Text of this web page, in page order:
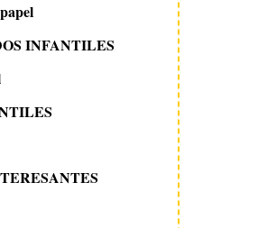
INFANTILES